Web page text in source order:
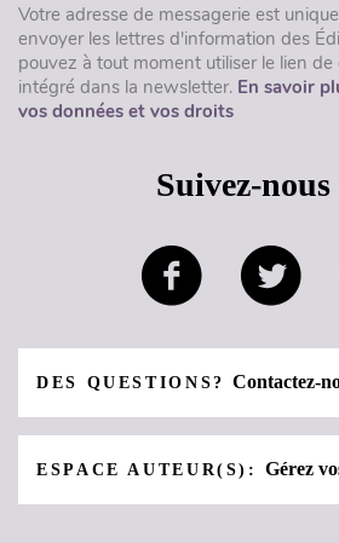
Votre adresse de messagerie est
envoyer les lettres d'information des
pouvez à tout moment utiliser le lien
intégré dans la newsletter. En savoir
vos données et vos droits
Suivez-
DES QUESTIONS?Contactez-
ESPACE AUTEUR(S):Gérez